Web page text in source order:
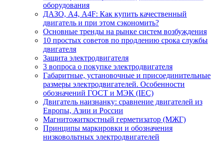
оборудования
ДАЗО, А4, А4F: Как купить качественный
двигатель и при этом сэкономить?
Основные тренды на рынке систем возбуждения
10 простых советов по продлению срока службы
двигателя
Защита электродвигателя
3 вопроса о покупке электродвигателя
Габаритные, установочные и присоединительные
размеры электродвигателей. Особенности
обозначений ГОСТ и МЭК (IEC)
Двигатель наизнанку: сравнение двигателей из
Европы, Азии и России
Магнитожиткостный герметизатор (МЖГ)
Принципы маркировки и обозначения
низковольтных электродвигателей